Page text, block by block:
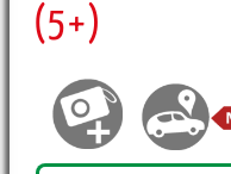
(5+)